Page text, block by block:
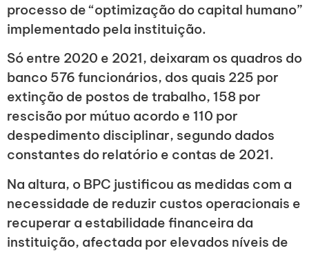
processo de “optimização do capital humano”
implementado pela instituição.
Só entre 2020 e 2021, deixaram os quadros do
banco 576 funcionários, dos quais 225 por
extinção de postos de trabalho, 158 por
rescisão por mútuo acordo e 110 por
despedimento disciplinar, segundo dados
constantes do relatório e contas de 2021.
Na altura, o BPC justificou as medidas com a
necessidade de reduzir custos operacionais e
recuperar a estabilidade financeira da
instituição, afectada por elevados níveis de